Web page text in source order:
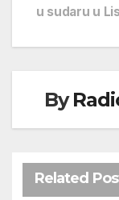
u sudaru u
By
Related